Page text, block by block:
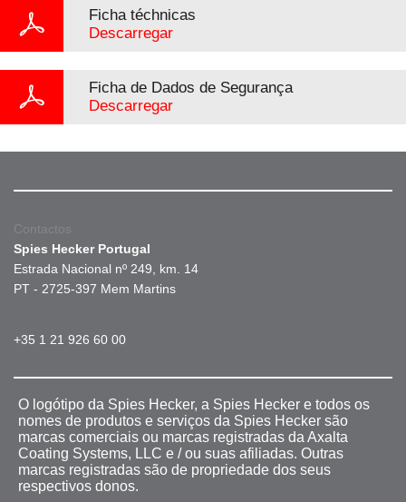
Ficha téchnicas
Descarregar
Ficha de Dados de Segurança
Descarregar
Contactos
Spies Hecker Portugal
Estrada Nacional nº 249, km. 14
PT - 2725-397 Mem Martins
+35 1 21 926 60 00
O logótipo da Spies Hecker, a Spies Hecker e todos os
nomes de produtos e serviços da Spies Hecker são
marcas comerciais ou marcas registradas da Axalta
Coating Systems, LLC e / ou suas afiliadas. Outras
marcas registradas são de propriedade dos seus
respectivos donos.